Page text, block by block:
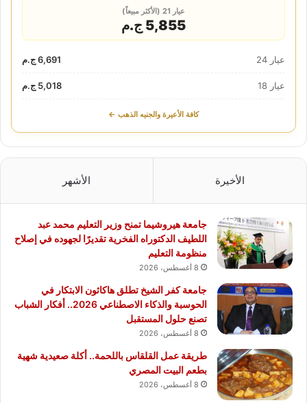
عيار 21 (الأكثر مبيعاً)
5,855 ج.م
عيار 24 6,691 ج.م
عيار 18 5,018 ج.م
كافة الأعيرة والجنيه الذهب ←
الأخيرة الأشهر
جامعة هيروشيما تمنح وزير التعليم محمد عبد
اللطيف الدكتوراه الفخرية تقديرًا لجهوده في إصلاح
منظومة التعليم
8 أغسطس، 2026
جامعة كفر الشيخ تطلق هاكاثون الابتكار في
الحوسبة والذكاء الاصطناعي 2026.. أفكار الشباب
تصنع حلول المستقبل
8 أغسطس، 2026
طريقة عمل القلقاس باللحمة.. أكلة صعيدية شهية
بطعم البيت المصري
8 أغسطس، 2026